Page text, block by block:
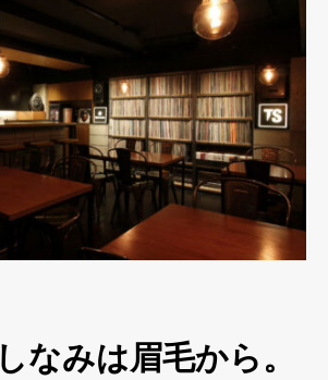
なみは眉毛から。